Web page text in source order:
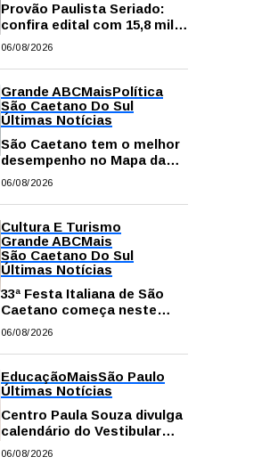
Provão Paulista Seriado:
confira edital com 15,8 mil
vagas para ensino superior
06/08/2026
Grande ABCMaisPolítica
São Caetano Do Sul
Últimas Notícias
São Caetano tem o melhor
desempenho no Mapa da
Desigualdade da Grande SP
06/08/2026
Cultura E Turismo
Grande ABCMais
São Caetano Do Sul
Últimas Notícias
33ª Festa Italiana de São
Caetano começa neste
sábado com mais barracas
e atrações
06/08/2026
EducaçãoMaisSão Paulo
Últimas Notícias
Centro Paula Souza divulga
calendário do Vestibular
das Fatecs para o primeiro
06/08/2026